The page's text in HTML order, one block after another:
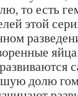
то есть
этой
долю